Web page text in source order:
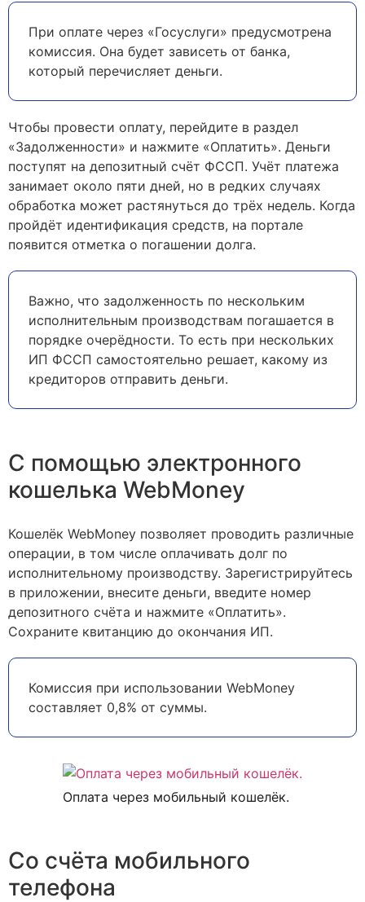
При оплате через «Госуслуги» предусмотрена
комиссия. Она будет зависеть от банка,
который перечисляет деньги.
Чтобы провести оплату, перейдите в раздел
«Задолженности» и нажмите «Оплатить». Деньги
поступят на депозитный счёт ФССП. Учёт платежа
занимает около пяти дней, но в редких случаях
обработка может растянуться до трёх недель. Когда
пройдёт идентификация средств, на портале
появится отметка о погашении долга.
Важно, что задолженность по нескольким
исполнительным производствам погашается в
порядке очерёдности. То есть при нескольких
ИП ФССП самостоятельно решает, какому из
кредиторов отправить деньги.
С помощью электронного
кошелька WebMoney
Кошелёк WebMoney позволяет проводить различные
операции, в том числе оплачивать долг по
исполнительному производству. Зарегистрируйтесь
в приложении, внесите деньги, введите номер
депозитного счёта и нажмите «Оплатить».
Сохраните квитанцию до окончания ИП.
Комиссия при использовании WebMoney
составляет 0,8% от суммы.
Оплата через мобильный кошелёк.
Со счёта мобильного
телефона